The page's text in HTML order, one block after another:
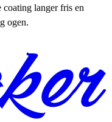
langer fris en
ogen.